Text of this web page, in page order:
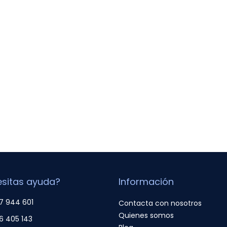
ayuda?
944 601
405 143
Información
Contacta con nosotros
Quienes somos